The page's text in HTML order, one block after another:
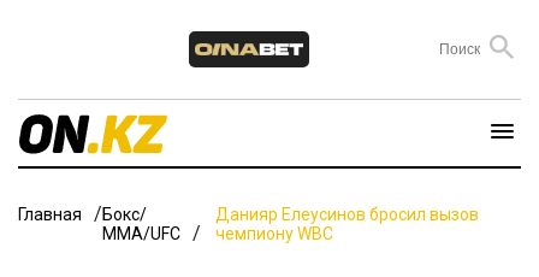
Главная
Бокс/
ММА/UFC
Данияр Елеусинов бросил вызов
чемпиону WBC